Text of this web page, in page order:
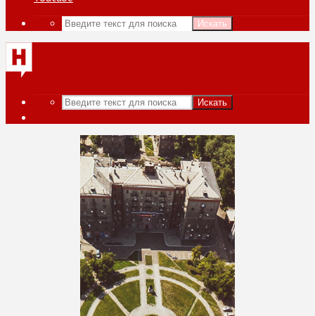
Искать
Искать